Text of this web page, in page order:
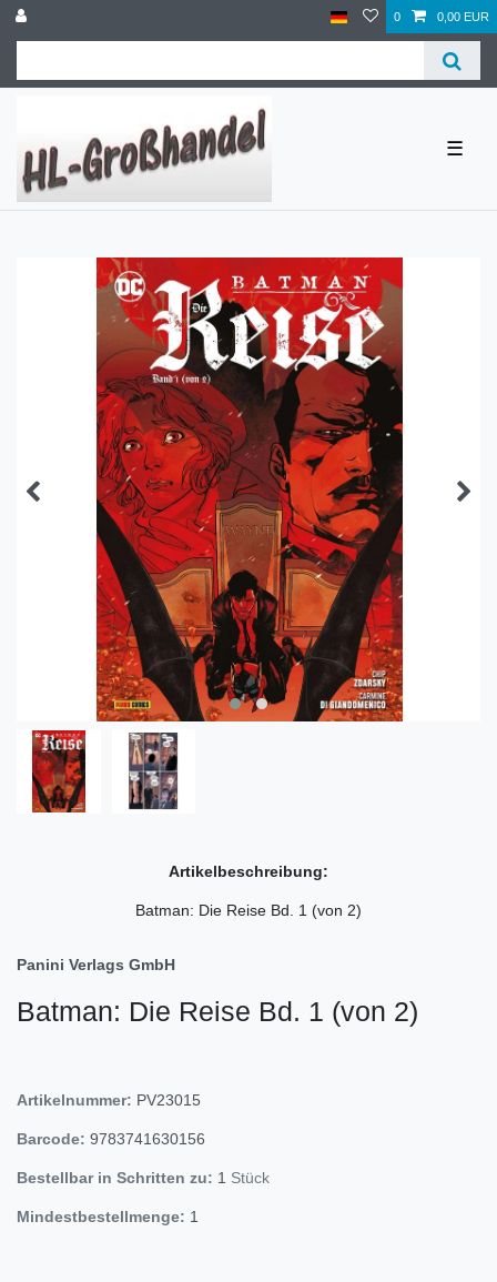
0 0,00 EUR
☰
Artikelbeschreibung:
Batman: Die Reise Bd. 1 (von 2)
Panini Verlags GmbH
Batman: Die Reise Bd. 1 (von 2)
Artikelnummer: PV23015
Barcode: 9783741630156
Bestellbar in Schritten zu: 1 Stück
Mindestbestellmenge: 1